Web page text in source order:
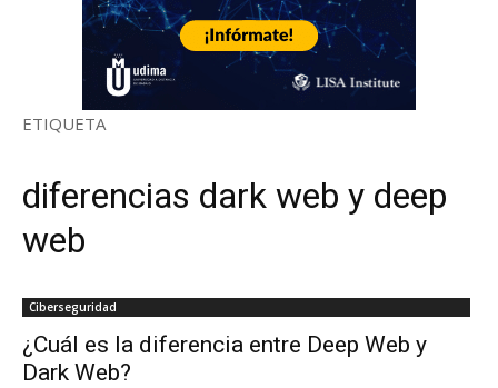
ETIQUETA
diferencias dark web y deep
web
Ciberseguridad
¿Cuál es la diferencia entre Deep Web y
Dark Web?